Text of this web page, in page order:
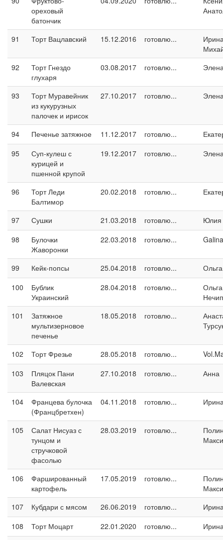
ореховый
батончик
91 Торт Вацлавский 15.12.2016 готовлю...
92
Торт Гнездо
глухаря
03.08.2017 готовлю...
93
Торт Муравейник
из кукурузных
палочек и ирисок
27.10.2017 готовлю...
94 Печенье затяжное 11.12.2017 готовлю...
95
Суп-кулеш с
курицей и
пшенной крупой
19.12.2017 готовлю...
96
Торт Леди
Балтимор
20.02.2018 готовлю...
97 Сушки 21.03.2018 готовлю...
Юлия
98
Булочки
Жаворонки
22.03.2018 готовлю...
99 Кейк-попсы 25.04.2018 готовлю...
100
Бублик
Украинский
28.04.2018 готовлю...
Ольга
101
Затяжное
мультизерновое
печенье
18.05.2018 готовлю...
102 Торт Фрезье 28.05.2018 готовлю...
103
Пляцок Пани
Валевская
27.10.2018 готовлю... Анна
104
Францева булочка
(Францбретхен)
04.11.2018 готовлю...
105
Салат Нисуаз с
тунцом и
стручковой
фасолью
28.03.2019 готовлю...
106
Фаршированный
картофель
17.05.2019 готовлю...
107
Кубдари с мясом 26.06.2019 готовлю...
108
Торт Моцарт 22.01.2020 готовлю...